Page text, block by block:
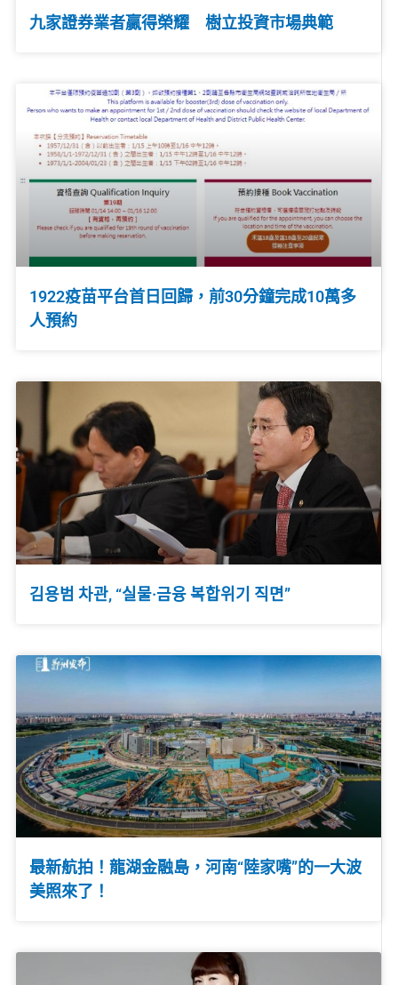
九家證券業者贏得榮耀 樹立投資市場典範
1922疫苗平台首日回歸，前30分鐘完成10萬多
人預約
김용범 차관, “실물·금융 복합위기 직면”
最新航拍！龍湖金融島，河南“陸家嘴”的一大波
美照來了！